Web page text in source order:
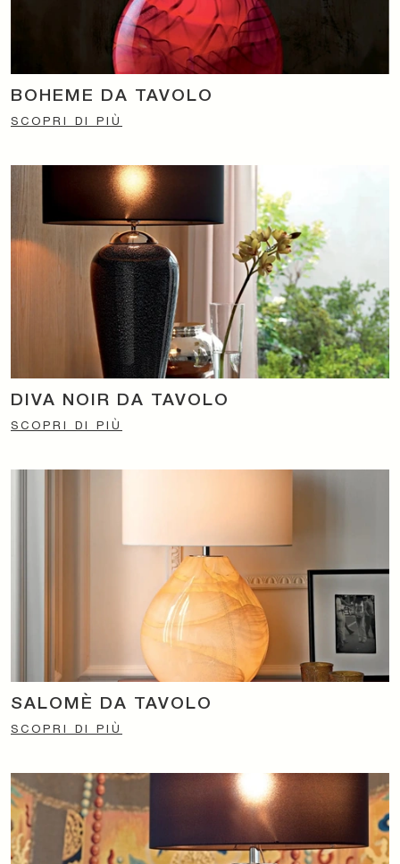
BOHEME DA TAVOLO
SCOPRI DI PIÙ
DIVA NOIR DA TAVOLO
SCOPRI DI PIÙ
SALOMÈ DA TAVOLO
SCOPRI DI PIÙ